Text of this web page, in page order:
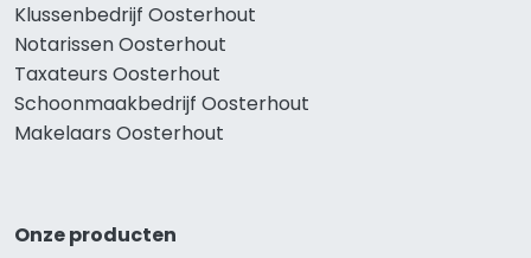
Klussenbedrijf Oosterhout
Notarissen Oosterhout
Taxateurs Oosterhout
Schoonmaakbedrijf Oosterhout
Makelaars Oosterhout
Onze producten